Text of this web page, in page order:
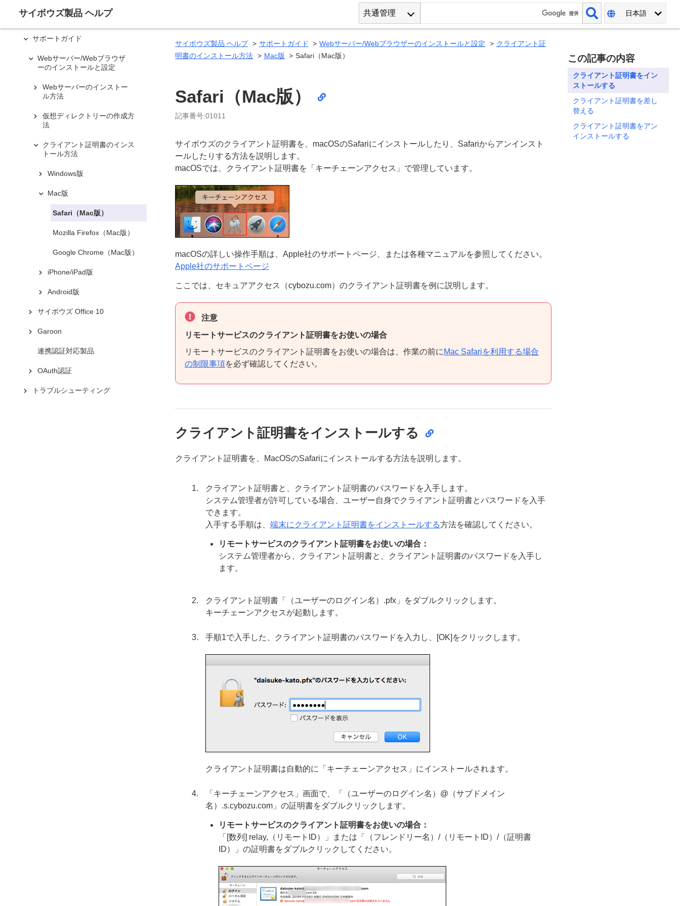
サイボウズ製品 ヘルプ 共通管理 日本語
サポートガイド
Webサーバー/Webブラウザ
ーのインストールと設定
Webサーバーのインストー
ル方法
仮想ディレクトリーの作成方
法
クライアント証明書のインス
トール方法
Windows版
Mac版
Safari（Mac版）
Mozilla Firefox（Mac版）
Google Chrome（Mac版）
iPhone/iPad版
Android版
サイボウズ Office 10
Garoon
連携認証対応製品
OAuth認証
トラブルシューティング
サイボウズ製品 ヘルプ サポートガイド Webサーバー/Webブラウザーのインストールと設定
クライアント証
明書のインストール方法
Mac版 Safari（Mac版）
Safari（Mac版）
記事番号:01011
サイボウズのクライアント証明書を、macOSのSafariにインストールしたり、Safariからアンインスト
ールしたりする方法を説明します。
macOSでは、クライアント証明書を「キーチェーンアクセス」で管理しています。
macOSの詳しい操作手順は、Apple社のサポートページ、または各種マニュアルを参照してください。
Apple社のサポートページ
ここでは、セキュアアクセス（cybozu.com）のクライアント証明書を例に説明します。
注意
リモートサービスのクライアント証明書をお使いの場合
リモートサービスのクライアント証明書をお使いの場合は、作業の前に Mac Safariを利用する場合
の制限事項を必ず確認してください。
クライアント証明書をインストールする
クライアント証明書を、MacOSのSafariにインストールする方法を説明します。
クライアント証明書と、クライアント証明書のパスワードを入手します。
システム管理者が許可している場合、ユーザー自身でクライアント証明書とパスワードを入手
できます。
入手する手順は、 端末にクライアント証明書をインストールする方法を確認してください。
リモートサービスのクライアント証明書をお使いの場合：
システム管理者から、クライアント証明書と、クライアント証明書のパスワードを入手し
ます。
クライアント証明書「（ユーザーのログイン名）.pfx」をダブルクリックします。
キーチェーンアクセスが起動します。
手順1で入手した、クライアント証明書のパスワードを入力し、[OK]をクリックします。
クライアント証明書は自動的に「キーチェーンアクセス」にインストールされます。
「キーチェーンアクセス」画面で、「（ユーザーのログイン名）@（サブドメイン
名）.s.cybozu.com」の証明書をダブルクリックします。
リモートサービスのクライアント証明書をお使いの場合：
「[数列] relay,（リモートID）」または「（フレンドリー名）/（リモートID）/（証明書
ID）」の証明書をダブルクリックしてください。
この記事の内容
クライアント証明書をイン
ストールする
クライアント証明書を差し
替える
クライアント証明書をアン
インストールする